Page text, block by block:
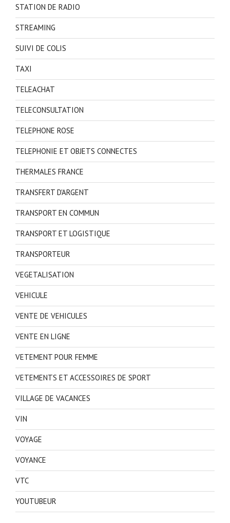
STATION DE RADIO
STREAMING
SUIVI DE COLIS
TAXI
TELEACHAT
TELECONSULTATION
TELEPHONE ROSE
TELEPHONIE ET OBJETS CONNECTES
THERMALES FRANCE
TRANSFERT D'ARGENT
TRANSPORT EN COMMUN
TRANSPORT ET LOGISTIQUE
TRANSPORTEUR
VEGETALISATION
VEHICULE
VENTE DE VEHICULES
VENTE EN LIGNE
VETEMENT POUR FEMME
VETEMENTS ET ACCESSOIRES DE SPORT
VILLAGE DE VACANCES
VIN
VOYAGE
VOYANCE
VTC
YOUTUBEUR